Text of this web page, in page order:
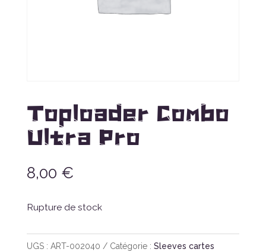
Toploader Combo
Ultra Pro
8,00 €
Rupture de stock
UGS : ART-002040 Catégorie : Sleeves cartes